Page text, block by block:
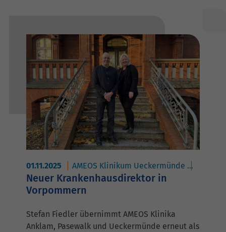
01.11.2025 AMEOS Klinikum Ueckermünde
Neuer Krankenhausdirektor in
Vorpommern
Stefan Fiedler übernimmt AMEOS Klinika
Anklam, Pasewalk und Ueckermünde erneut als